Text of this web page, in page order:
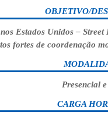
OBJETIVO/
Estados Unidos –
fortes de coordenação
Presencial
CARGA